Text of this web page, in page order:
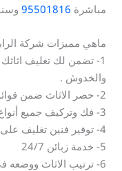
مباشرة 95501816
ماهي مميزات شركة
1- تضمن لك تغليف
والخدوش .
2- حصر الاثاث ضمن قوائم واعداد بيان للتعبئة .
3- فك وتركيف جميع أنواع الاثاث .
4- توفير فنين تغليف على كفاءة عالية .
5- خدمة زبائن 24/7
6- ترتيب الاثاث ووضعه في مكانه الجديد .